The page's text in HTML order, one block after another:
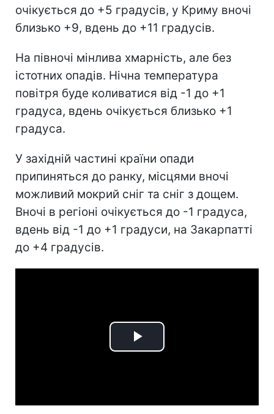
очікується до +5 градусів, у Криму вночі
близько +9, вдень до +11 градусів.
На півночі мінлива хмарність, але без
істотних опадів. Нічна температура
повітря буде коливатися від -1 до +1
градуса, вдень очікується близько +1
градуса.
У західній частині країни опади
припиняться до ранку, місцями вночі
можливий мокрий сніг та сніг з дощем.
Вночі в регіоні очікується до -1 градуса,
вдень від -1 до +1 градуси, на Закарпатті
до +4 градусів.
Play